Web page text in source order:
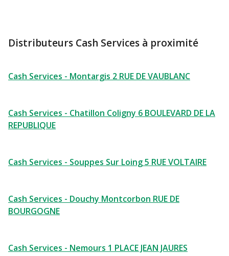
Distributeurs Cash Services à proximité
Cash Services - Montargis 2 RUE DE VAUBLANC
Cash Services - Chatillon Coligny 6 BOULEVARD DE LA
REPUBLIQUE
Cash Services - Souppes Sur Loing 5 RUE VOLTAIRE
Cash Services - Douchy Montcorbon RUE DE
BOURGOGNE
Cash Services - Nemours 1 PLACE JEAN JAURES